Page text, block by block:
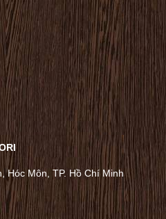
Hóc Môn, TP. Hồ Chí Minh